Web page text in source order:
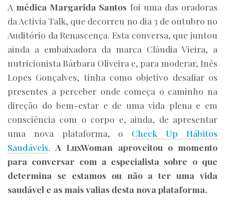
A médica Margarida Santos foi uma das oradoras
da Activia Talk, que decorreu no dia 3 de outubro no
Auditório da Renascença. Esta conversa, que juntou
ainda a embaixadora da marca Cláudia Vieira, a
nutricionista Bárbara Oliveira e, para moderar, Inês
Lopes Gonçalves, tinha como objetivo desafiar os
presentes a perceber onde começa o caminho na
direção do bem-estar e de uma vida plena e em
consciência com o corpo e, ainda, de apresentar
uma nova plataforma, o Check Up Hábitos
Saudáveis. A LuxWoman aproveitou o momento
para conversar com a especialista sobre o que
determina se estamos ou não a ter uma vida
saudável e as mais valias desta nova plataforma.